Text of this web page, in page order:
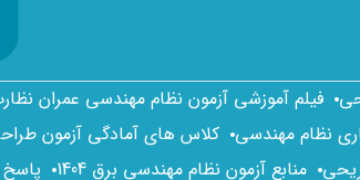
فیلم آموزشی آزمون نظام مهندسی عمران
نظام مهندسی کلاس های آمادگی آزمون
منابع آزمون نظام مهندسی برق 1404 پاسخ